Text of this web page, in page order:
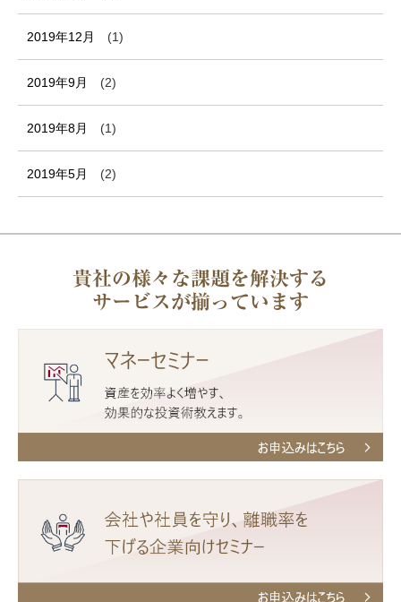
2019年12月 (1)
2019年9月 (2)
2019年8月 (1)
2019年5月 (2)
貴社の様々な課題を解決する
サービスが揃っています